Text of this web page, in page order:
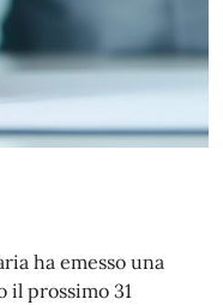
ha emesso una
il prossimo 31